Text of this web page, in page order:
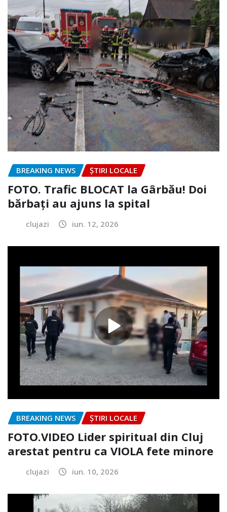
BREAKING NEWS ȘTIRI LOCALE
FOTO. Trafic BLOCAT la Gârbău! Doi
bărbați au ajuns la spital
clujazi iun. 12, 2026
BREAKING NEWS ȘTIRI LOCALE
FOTO.VIDEO Lider spiritual din Cluj
arestat pentru ca VIOLA fete minore
clujazi iun. 10, 2026